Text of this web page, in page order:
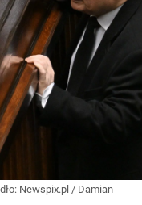
Newspix.pl / Damian